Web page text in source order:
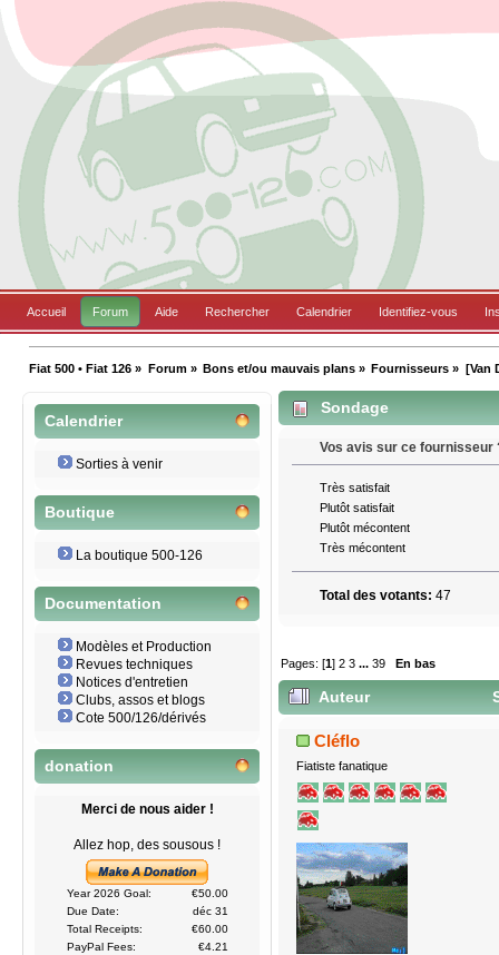
Accueil Forum Aide Rechercher Calendrier Identifiez-vous
Fiat 500 • Fiat 126 » Forum» Bons et/ou mauvais plans» Fournisseurs » [Van
Calendrier
Sorties à venir
Boutique
La boutique 500-126
Documentation
Modèles et Production
Revues techniques
Notices d'entretien
Clubs, assos et blogs
Cote 500/126/dérivés
donation
Merci de nous aider !
Allez hop, des sousous !
Year 2026 Goal:
€50.00
Due Date:
déc 31
Total Receipts:
€60.00
PayPal Fees:
€4.21
Sondage
Vos avis sur ce fournisseur
Très satisfait
Plutôt satisfait
Plutôt mécontent
Très mécontent
Total des votants: 47
Pages: [1]2 3 ...39 En bas
Auteur
Cléflo
Fiatiste fanatique